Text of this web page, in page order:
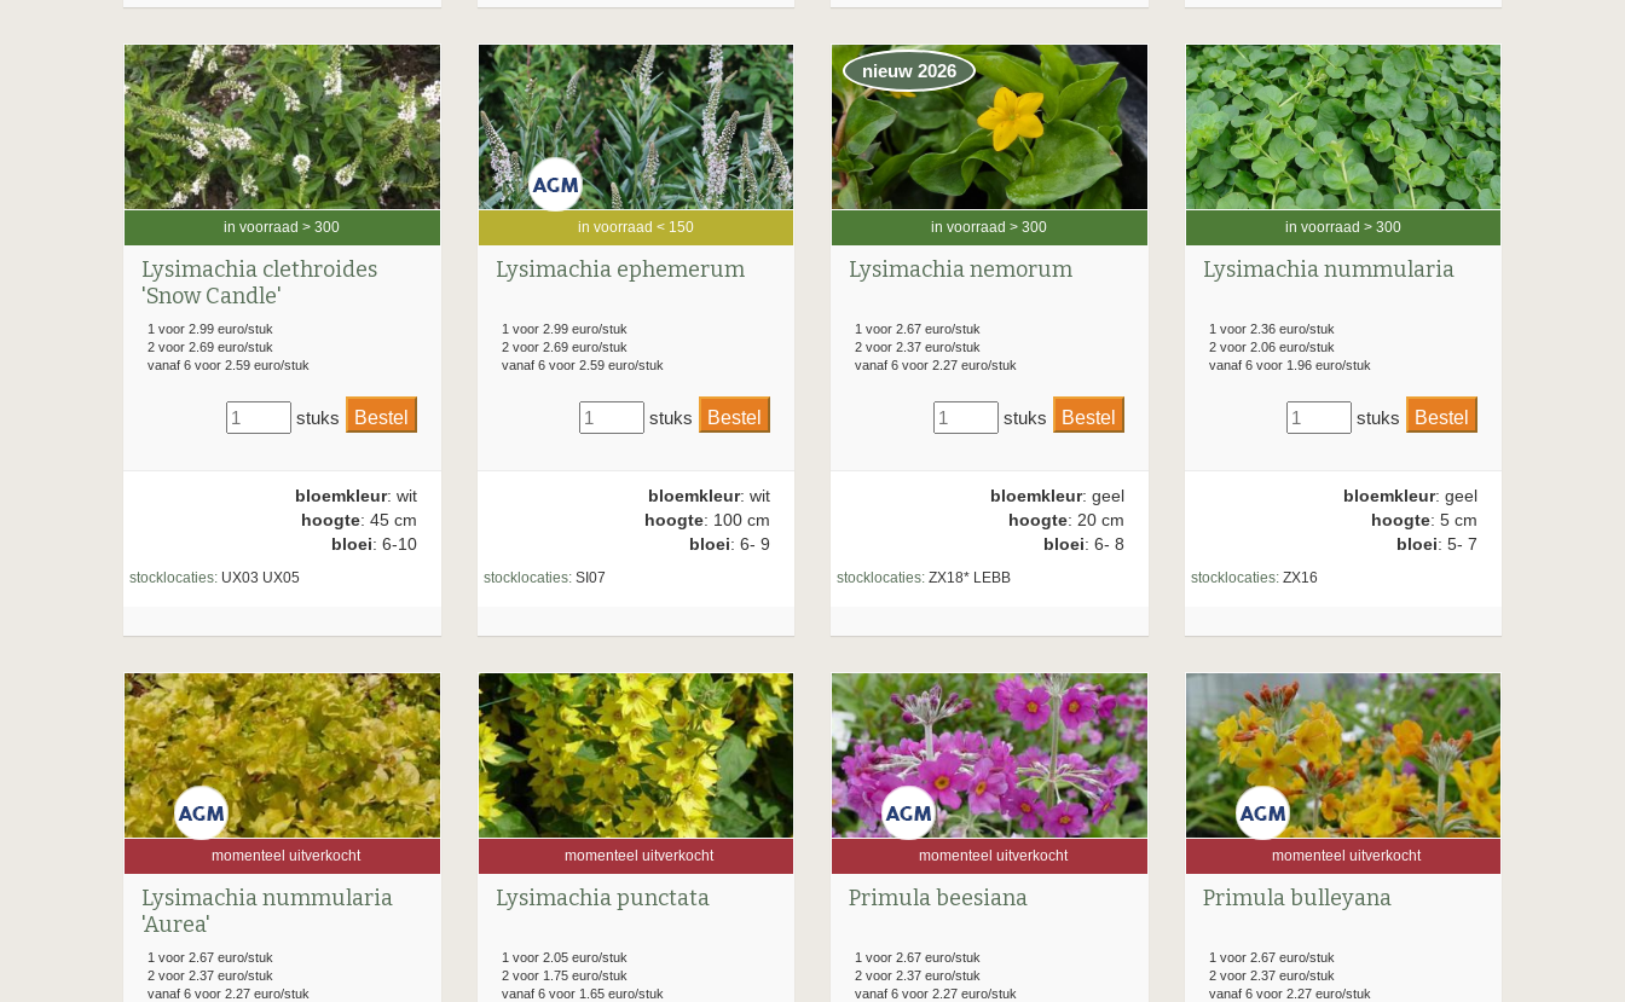
in voorraad > 300
Lysimachia clethroides
'Snow Candle'
1 voor 2.99 euro/stuk
2 voor 2.69 euro/stuk
vanaf 6 voor 2.59 euro/stuk
stuks
bloemkleur: wit
hoogte: 45 cm
bloei: 6-10
stocklocaties: UX03 UX05
in voorraad < 150
Lysimachia ephemerum
1 voor 2.99 euro/stuk
2 voor 2.69 euro/stuk
vanaf 6 voor 2.59 euro/stuk
stuks
bloemkleur: wit
hoogte: 100 cm
bloei: 6- 9
stocklocaties:SI07
nieuw 2026
in voorraad > 300
Lysimachia nemorum
1 voor 2.67 euro/stuk
2 voor 2.37 euro/stuk
vanaf 6 voor 2.27 euro/stuk
stuks
bloemkleur: geel
hoogte: 20 cm
bloei: 6- 8
stocklocaties: ZX18* LEBB
in voorraad > 300
Lysimachia nummularia
1 voor 2.36 euro/stuk
2 voor 2.06 euro/stuk
vanaf 6 voor 1.96 euro/stuk
stuks
bloemkleur: geel
hoogte: 5 cm
bloei: 5- 7
stocklocaties:ZX16
momenteel uitverkocht
Lysimachia nummularia
'Aurea'
1 voor 2.67 euro/stuk
2 voor 2.37 euro/stuk
vanaf 6 voor 2.27 euro/stuk
momenteel uitverkocht
Lysimachia punctata
1 voor 2.05 euro/stuk
2 voor 1.75 euro/stuk
vanaf 6 voor 1.65 euro/stuk
momenteel uitverkocht
Primula beesiana
1 voor 2.67 euro/stuk
2 voor 2.37 euro/stuk
vanaf 6 voor 2.27 euro/stuk
momenteel uitverkocht
Primula bulleyana
1 voor 2.67 euro/stuk
2 voor 2.37 euro/stuk
vanaf 6 voor 2.27 euro/stuk